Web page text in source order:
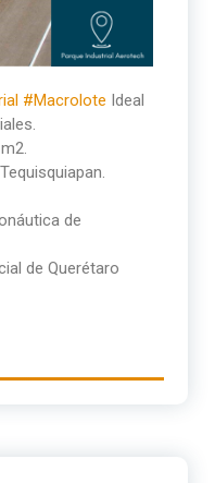
#Macrolote Ideal
de
de Querétaro